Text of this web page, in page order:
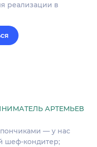
реализации в
АРТЕМЬЕВ
— у нас
шеф-кондитер;